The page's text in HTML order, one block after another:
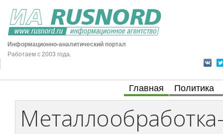
Информационно-аналитический портал
Работаем с 2003 года.
Главная Политика